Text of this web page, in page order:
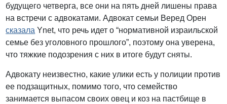
будущего четверга, все они на пять дней лишены права
на встречи с адвокатами. Адвокат семьи Веред Орен
сказала Ynet, что речь идет о “нормативной израильской
семье без уголовного прошлого”, поэтому она уверена,
что тяжкие подозрения с них в итоге будут сняты.
Адвокату неизвестно, какие улики есть у полиции против
ее подзащитных, помимо того, что семейство
занимается выпасом своих овец и коз на пастбище в